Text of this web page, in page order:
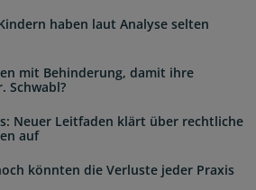
haben laut Analyse selten
mit Behinderung, damit ihre
Schwabl?
Neuer Leitfaden klärt über rechtliche
auf
könnten die Verluste jeder Praxis